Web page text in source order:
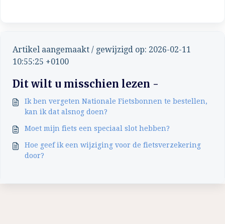
Artikel aangemaakt / gewijzigd op: 2026-02-11
10:55:25 +0100
Dit wilt u misschien lezen -
Ik ben vergeten Nationale Fietsbonnen te bestellen,
kan ik dat alsnog doen?
Moet mijn fiets een speciaal slot hebben?
Hoe geef ik een wijziging voor de fietsverzekering
door?